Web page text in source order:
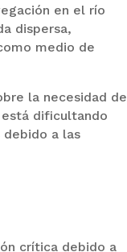
en el río
dispersa,
medio de
la necesidad de
dificultando
debido a las
crítica debido a